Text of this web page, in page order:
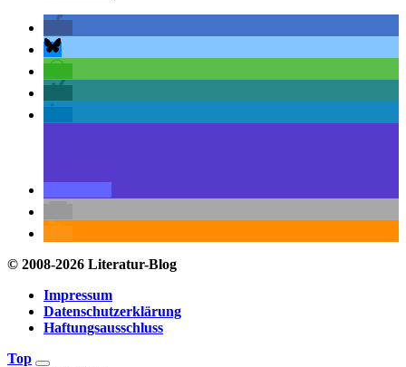
© 2008-2026 Literatur-Blog
Impressum
Datenschutzerklärung
Haftungsausschluss
Top